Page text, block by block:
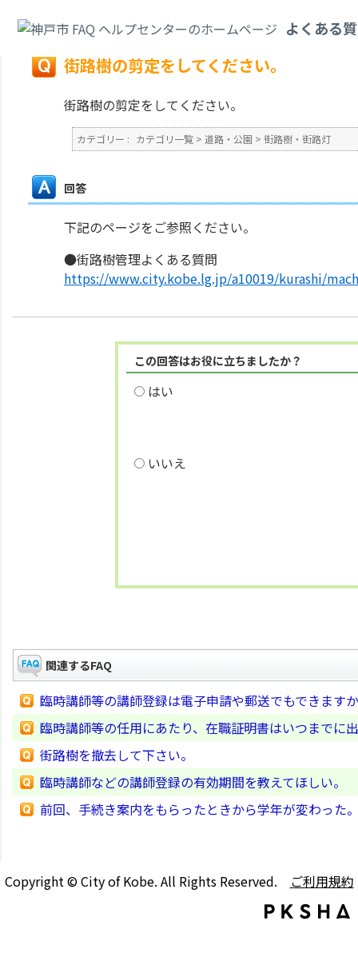
よくある
戻る
街路樹の剪定をしてください。
街路樹の剪定をしてください。
カテゴリー : カテゴリ一覧 > 道路・公園 > 街路樹・街路灯
回答
下記のページをご参照ください。
●街路樹管理よくある質問
https://www.city.kobe.lg.jp/a10019/kurashi/
この回答はお役に立ちましたか？
はい
いいえ
関連するFAQ
臨時講師等の講師登録は電子申請や郵送でもできます
臨時講師等の任用にあたり、在職証明書はいつまでに
街路樹を撤去して下さい。
臨時講師などの講師登録の有効期間を教えてほしい。
前回、手続き案内をもらったときから学年が変わった
Copyright © City of Kobe. All Rights Reserved. ご利用規約